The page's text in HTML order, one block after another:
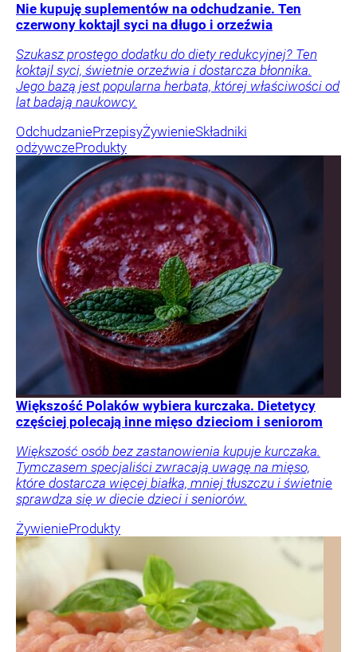
Nie kupuję suplementów na odchudzanie. Ten
czerwony koktajl syci na długo i orzeźwia
Szukasz prostego dodatku do diety redukcyjnej? Ten
koktajl syci, świetnie orzeźwia i dostarcza błonnika.
Jego bazą jest popularna herbata, której właściwości od
lat badają naukowcy.
OdchudzaniePrzepisyŻywienieSkładniki
odżywczeProdukty
Większość Polaków wybiera kurczaka. Dietetycy
częściej polecają inne mięso dzieciom i seniorom
Większość osób bez zastanowienia kupuje kurczaka.
Tymczasem specjaliści zwracają uwagę na mięso,
które dostarcza więcej białka, mniej tłuszczu i świetnie
sprawdza się w diecie dzieci i seniorów.
ŻywienieProdukty